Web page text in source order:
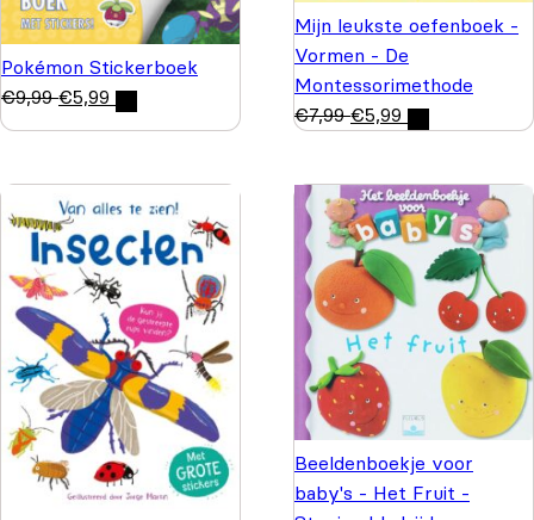
Pokémon Stickerboek
€9,99 €5,99
Mijn leukste oefenboek -
Vormen - De
Montessorimethode
€7,99 €5,99
Beeldenboekje voor
baby's - Het Fruit -